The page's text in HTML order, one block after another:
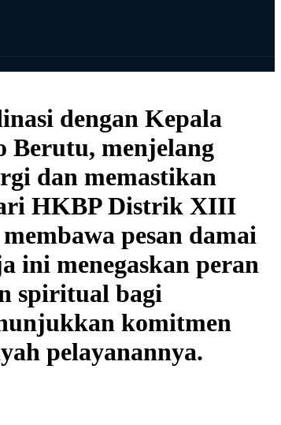
dengan Kepala
Berutu, menjelang
dan memastikan
HKBP Distrik XIII
pesan damai
ini menegaskan peran
spiritual bagi
komitmen
pelayanannya.